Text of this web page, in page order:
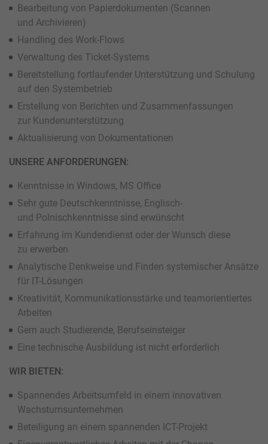
Bearbeitung von Papierdokumenten (Scannen
und Archivieren)
Handling des Work-Flows
Verwaltung des Ticket-Systems
Bereitstellung fortlaufender Unterstützung und Schulung
auf den Systembetrieb
Erstellung von Berichten und Zusammenfassungen
zur Kundenunterstützung
Aktualisierung von Dokumentationen
UNSERE ANFORDERUNGEN:
Kenntnisse in Windows, MS Office
Sehr gute Deutschkenntnisse, Englisch-
und Polnischkenntnisse sind erwünscht
Erfahrung im Kundendienst oder der Wunsch diese
zu erwerben
Analytische Denkweise und Finden systemischer Ansätze
für IT-Lösungen
Kreativität, Kommunikationsstärke und teamorientiertes
Arbeiten
Gern auch Studierende, Berufseinsteiger
Eine technische Ausbildung ist nicht erforderlich
WIR BIETEN:
Spannendes Arbeitsumfeld in einem innovativen
Wachstumsunternehmen
Beteiligung an einem spannenden ICT-Projekt